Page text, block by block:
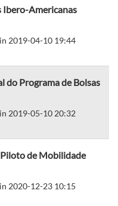
Ibero-Americanas
2019-04-10 19:44
do Programa de Bolsas
2019-05-10 20:32
de Mobilidade
2020-12-23 10:15